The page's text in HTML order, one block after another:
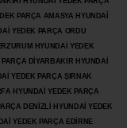
PARÇA AMASYA HYUNDAİ
YEDEK PARÇA ORDU
HYUNDAİ YEDEK
DİYARBAKIR HYUNDAİ
YEDEK PARÇA ŞIRNAK
HYUNDAİ YEDEK PARÇA
DENİZLİ HYUNDAİ YEDEK
YEDEK PARÇA EDİRNE